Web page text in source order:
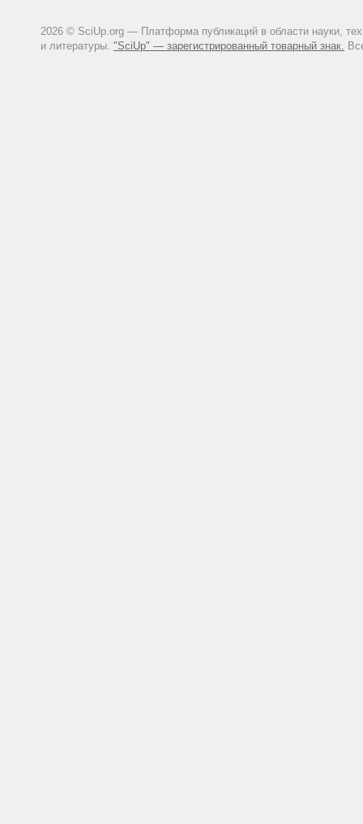
2026 © SciUp.org — Платформа публикаций в области науки,
и литературы. "SciUp" — зарегистрированный товарный знак.